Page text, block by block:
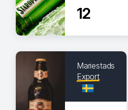
12
Mariestads
Export